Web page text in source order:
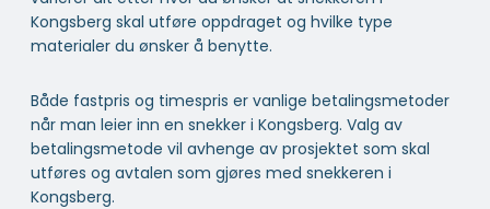
Kongsberg skal utføre oppdraget og hvilke type
materialer du ønsker å benytte.
Både fastpris og timespris er vanlige betalingsmetoder
når man leier inn en snekker i Kongsberg. Valg av
betalingsmetode vil avhenge av prosjektet som skal
utføres og avtalen som gjøres med snekkeren i
Kongsberg.